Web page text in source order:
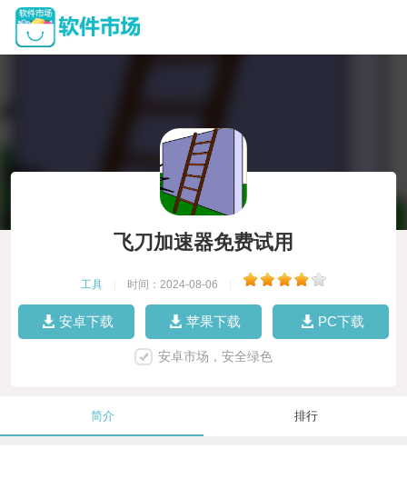
飞刀加速器免费试用
工具 时间：2024-08-06
安卓下载 苹果下载 PC下载
安卓市场，安全绿色
简介 排行